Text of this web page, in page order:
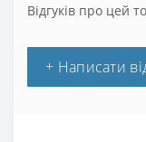
Відгуків про цей
+ Написати